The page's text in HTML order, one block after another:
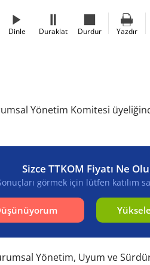
Dinle Duraklat Durdur Yazdır
Yönetim Komitesi
Sizce TTKOM Fiyatı Ne
görmek için lütfen katılım
Yönetim, Uyum ve